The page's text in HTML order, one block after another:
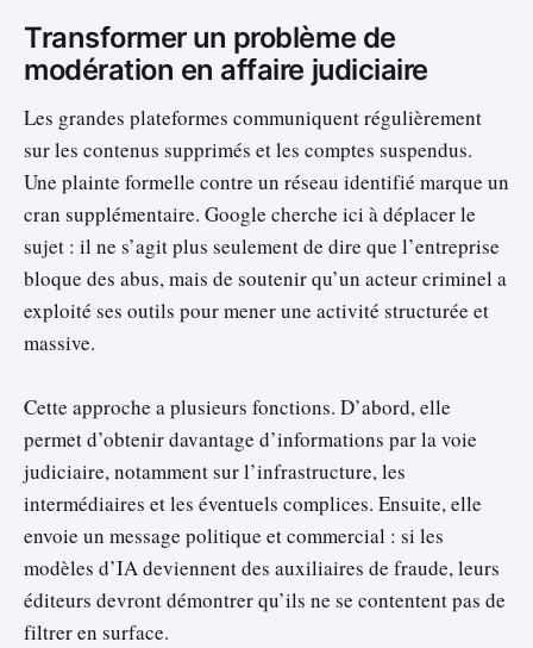
Transformer un problème de
modération en affaire judiciaire
Les grandes plateformes communiquent régulièrement
sur les contenus supprimés et les comptes suspendus.
Une plainte formelle contre un réseau identifié marque un
cran supplémentaire. Google cherche ici à déplacer le
sujet : il ne s’agit plus seulement de dire que l’entreprise
bloque des abus, mais de soutenir qu’un acteur criminel a
exploité ses outils pour mener une activité structurée et
massive.
Cette approche a plusieurs fonctions. D’abord, elle
permet d’obtenir davantage d’informations par la voie
judiciaire, notamment sur l’infrastructure, les
intermédiaires et les éventuels complices. Ensuite, elle
envoie un message politique et commercial : si les
modèles d’IA deviennent des auxiliaires de fraude, leurs
éditeurs devront démontrer qu’ils ne se contentent pas de
filtrer en surface.